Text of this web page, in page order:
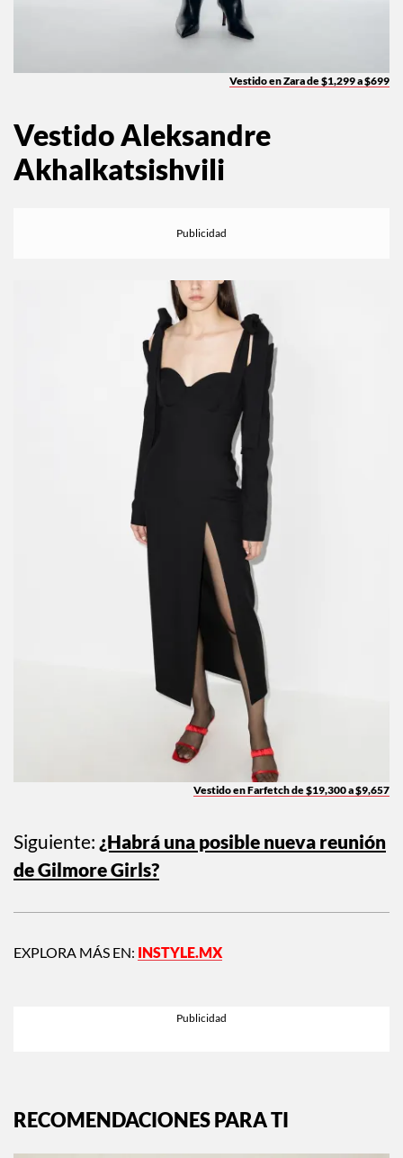
Vestido en Zara de $1,299 a $699
Vestido Aleksandre
Akhalkatsishvili
Vestido en Farfetch de $19,300 a $9,657
Siguiente: ¿Habrá una posible nueva reunión
de Gilmore Girls?
EXPLORA MÁS EN: INSTYLE.MX
RECOMENDACIONES PARA TI